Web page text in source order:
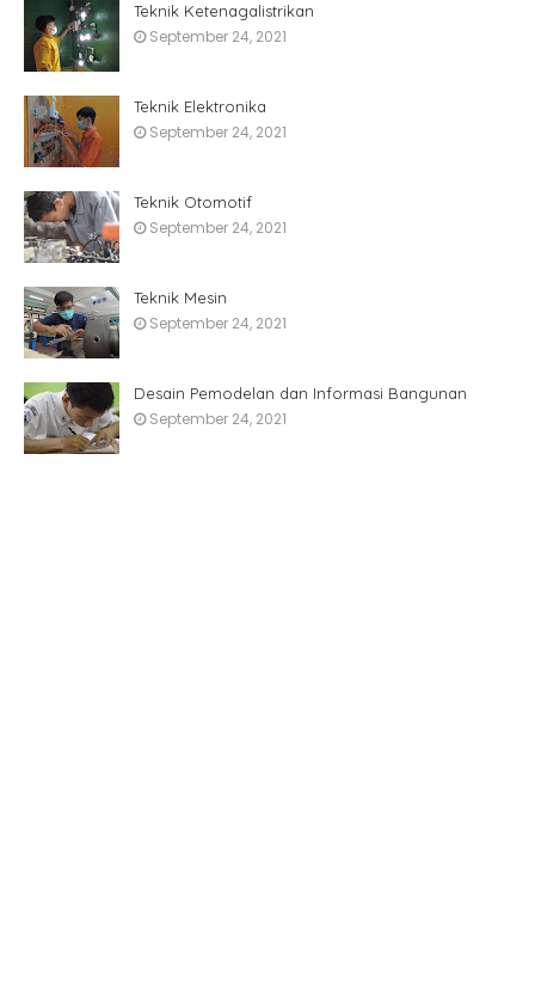
Teknik Ketenagalistrikan
September 24, 2021
Teknik Elektronika
September 24, 2021
Teknik Otomotif
September 24, 2021
Teknik Mesin
September 24, 2021
Desain Pemodelan dan Informasi Bangunan
September 24, 2021